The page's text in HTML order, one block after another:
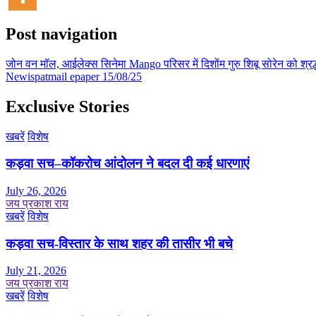
Post navigation
जोन वन मॉल, आईलेक्स सिनेमा Mango परिसर में दिशोंम गुरु शिबू सोरेन को
Newispatmail epaper 15/08/25
Exclusive Stories
खबरें विशेष
कड़वा सच–कॉकरोच आंदोलन ने बदल दी कई धारणाएं
July 26, 2026
जय प्रकाश राय
खबरें विशेष
कड़वा सच-विस्तार के साथ शहर की तासीर भी बचे
July 21, 2026
जय प्रकाश राय
खबरें विशेष